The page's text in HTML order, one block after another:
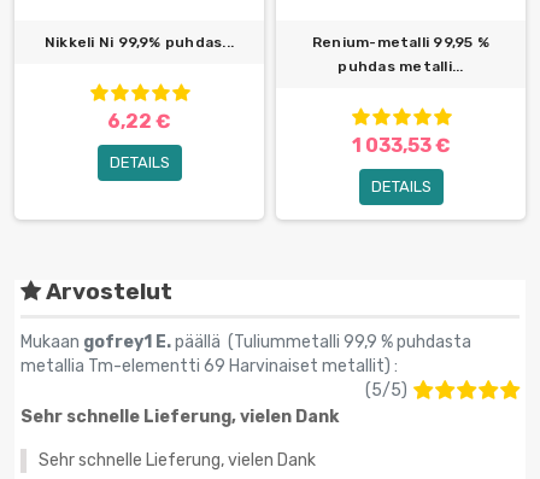
Nikkeli Ni 99,9% puhdas...
6,22 €
DETAILS
Renium-metalli 99,95 %
puhdas metalli...
1 033,53 €
DETAILS
Arvostelut
Mukaan gofrey1 E.päällä (Tuliummetalli 99,9 % puhdasta
metallia Tm-elementti 69 Harvinaiset metallit) :
(5/5)
Sehr schnelle Lieferung, vielen Dank
Sehr schnelle Lieferung, vielen Dank